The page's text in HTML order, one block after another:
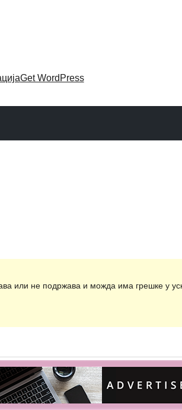
Get WordPress
или не подржава и можда има грешке у